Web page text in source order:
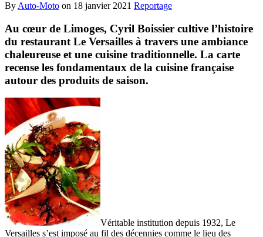
By Auto-Moto on 18 janvier 2021 Reportage
Au cœur de Limoges, Cyril Boissier cultive l’histoire
du restaurant Le Versailles à travers une ambiance
chaleureuse et une cuisine traditionnelle. La carte
recense les fondamentaux de la cuisine française
autour des produits de saison.
Véritable institution depuis 1932, Le
Versailles s’est imposé au fil des décennies comme le lieu des